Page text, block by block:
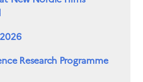
Research Programme